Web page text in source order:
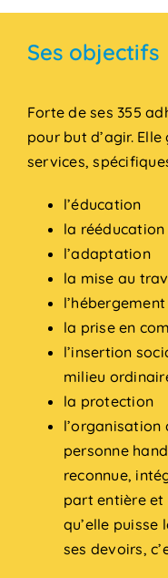
Ses objectifs
Forte de ses 355
pour but d’agir.
services,
l’éducation
la rééducation
l’adaptation
la mise au
l’hébergement
la prise en
l’insertion
milieu
la protection
l’organisation
personne
reconnue,
part entière et
qu’elle puisse
ses devoirs,